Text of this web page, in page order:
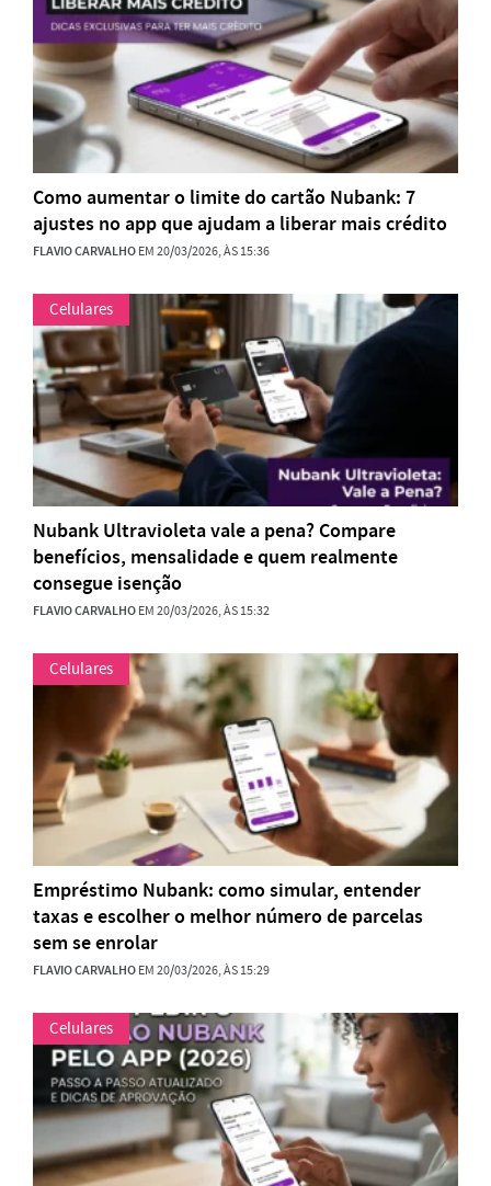
Como aumentar o limite do cartão Nubank: 7
ajustes no app que ajudam a liberar mais crédito
FLAVIO CARVALHOEM 20/03/2026, ÀS 15:36
Celulares
Nubank Ultravioleta vale a pena? Compare
benefícios, mensalidade e quem realmente
consegue isenção
FLAVIO CARVALHOEM 20/03/2026, ÀS 15:32
Celulares
Empréstimo Nubank: como simular, entender
taxas e escolher o melhor número de parcelas
sem se enrolar
FLAVIO CARVALHOEM 20/03/2026, ÀS 15:29
Celulares